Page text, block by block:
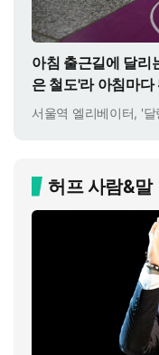
아침 출근길에 달리
은 철도'라 아침마다
서울역 엘리베이터, '달
허프 사람&말